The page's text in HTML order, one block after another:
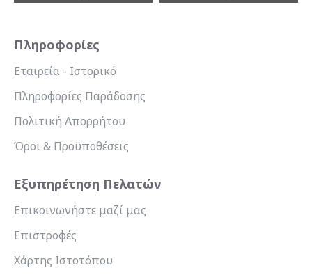
Πληροφορίες
Εταιρεία - Ιστορικό
Πληροφορίες Παράδοσης
Πολιτική Απορρήτου
Όροι & Προϋποθέσεις
Εξυπηρέτηση Πελατών
Επικοινωνήστε μαζί μας
Επιστροφές
Χάρτης Ιστοτόπου